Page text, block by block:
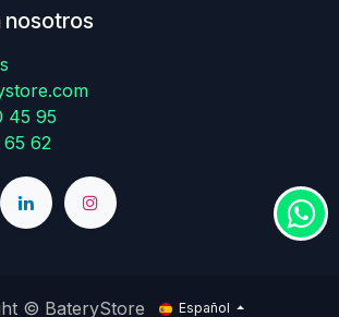
nosotros
45 95
62
© BateryStore Español